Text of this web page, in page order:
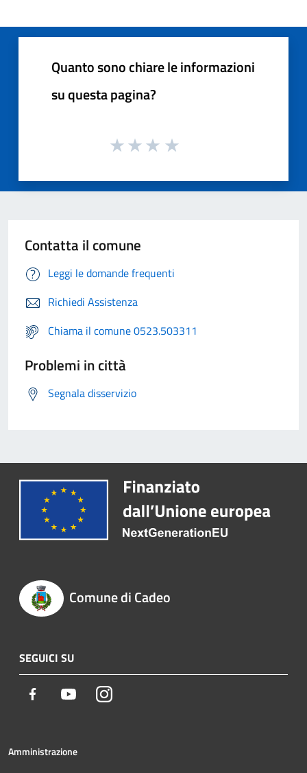
Quanto sono chiare le informazioni
su questa pagina?
Contatta il comune
Leggi le domande frequenti
Richiedi Assistenza
Chiama il comune 0523.503311
Problemi in città
Segnala disservizio
Comune di Cadeo
SEGUICI SU
Facebook YoutubeInstagram
Amministrazione